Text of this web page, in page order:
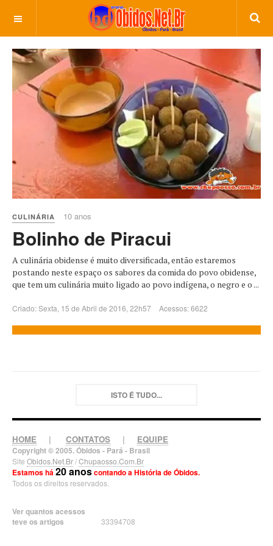
CULINÁRIA 10 anos
Bolinho de Piracui
A culinária obidense é muito diversificada, então estaremos
postando neste espaço os sabores da comida do povo obidense,
que tem um culinária muito ligado ao povo indígena, o negro e o ...
Criado: Sexta, 15 de Abril de 2016, 22h57 Acessos: 6622
ISTO É TUDO...
HOME | CONTATOS | EQUIPE
Copyright © 2005. Óbidos - Pará - Brasil
Site Obidos.Net.Br/Chupaosso.Com.Br
Estamos há20 anoscontando a História de Óbidos.
Todos os direitos reservados.
Ver quantos acessos
teve os artigos
33394708